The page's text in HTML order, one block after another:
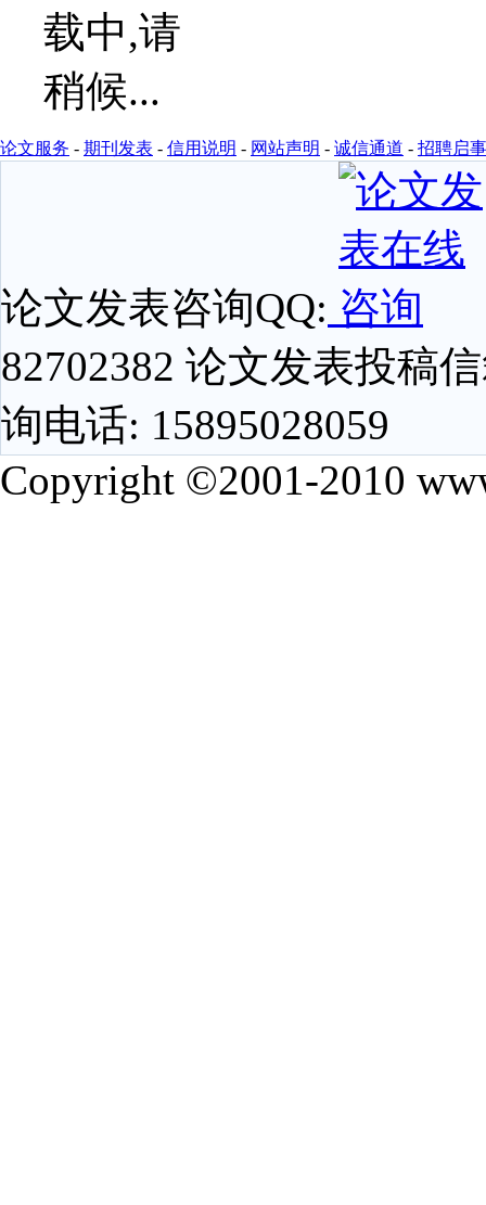
论文服务 - 期刊发表 - 信用说明 - 网站声明 - 诚信通道 - 招聘启事
论文发表咨询QQ:
82702382 论文发表投稿
询电话: 15895028059
Copyright ©2001-2010